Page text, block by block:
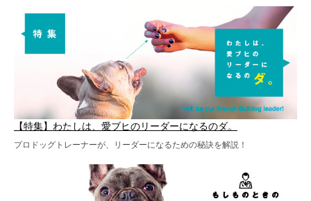
【特集】わたしは、愛ブヒのリーダーになるのダ。
プロドッグトレーナーが、リーダーになるための秘訣を解説！